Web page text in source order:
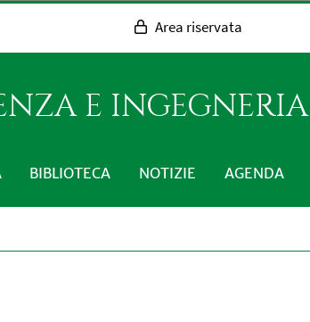
Area riservata
E INGEGNERIA
BIBLIOTECA NOTIZIE AGENDA